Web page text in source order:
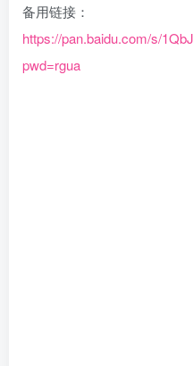
备用链接：
https://pan.baidu.com/s/
pwd=rgua